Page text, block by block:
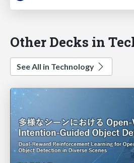
Other Decks in
See All in Technology